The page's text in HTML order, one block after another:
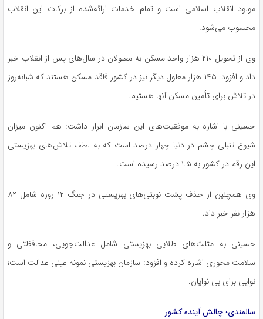
مولود انقلاب اسلامی است و تمام خدمات ارائه‌شده از برکات این انقلاب
محسوب می‌شود.
وی از تحویل ۲۱۰ هزار واحد مسکن به معلولان در سال‌های پس از انقلاب خبر
داد و افزود: ۱۴۵ هزار معلول دیگر نیز در کشور فاقد مسکن هستند که شبانه‌روز
در تلاش برای تأمین مسکن آنها هستیم.
حسینی با اشاره به موفقیت‌های این سازمان ابراز داشت: هم اکنون میزان
شیوع تنبلی چشم در دنیا چهار درصد است که به لطف تلاش‌های بهزیستی
این رقم در کشور به ۱.۵ درصد رسیده است.
وی همچنین از حذف پشت نوبتی‌های بهزیستی در جنگ ۱۲ روزه شامل ۸۲
هزار نفر خبر داد.
حسینی به مثلث‌های طلایی بهزیستی شامل عدالت‌جویی، محافظتی و
سلامت محوری اشاره کرده و افزود: سازمان بهزیستی نمونه عینی عدالت است؛
نوایی برای بی نوایان.
سالمندی؛ چالش آینده کشور